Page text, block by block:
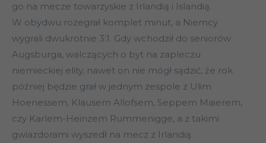
go na mecze towarzyskie z Irlandią i Islandią.
W obydwu rozegrał komplet minut, a Niemcy
wygrali dwukrotnie 3:1. Gdy wchodził do seniorów
Augsburga, walczących o byt na zapleczu
niemieckiej elity, nawet on nie mógł sądzić, że rok
później będzie grał w jednym zespole z Ulim
Hoenessem, Klausem Allofsem, Seppem Maierem,
czy Karlem-Heinzem Rummenigge, a z takimi
gwiazdorami wyszedł na mecz z Irlandią.